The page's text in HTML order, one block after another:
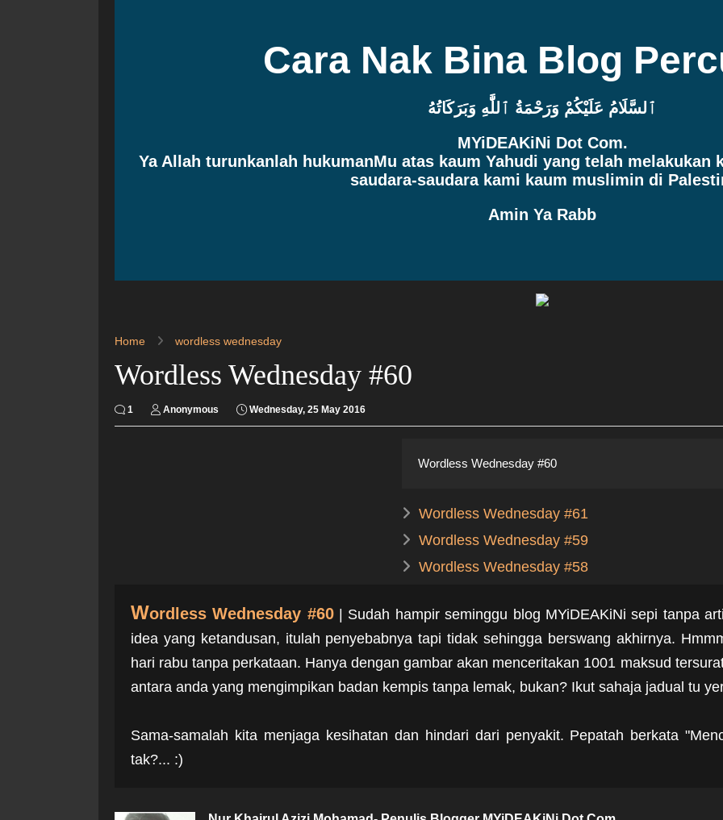
Cara Nak Bina Blog
ٱلسَّلَامُ عَلَيْكُمْ وَرَحْمَةُ ٱللَّٰهِ وَبَرَكَاتُهُ
MYiDEAKiNi Dot Com.
Ya Allah turunkanlah hukumanMu atas kaum Yahudi yang telah melakukan
saudara-saudara kami kaum muslimin di
Amin Ya Rabb
Home wordless wednesday
Wordless Wednesday #60
1 Anonymous Wednesday, 25 May 2016
Wordless Wednesday #60
Wordless Wednesday #61
Wordless Wednesday #59
Wordless Wednesday #58
Wordless Wednesday #60| Sudah hampir seminggu blog MYiDEAKiNi sepi tanpa
idea yang ketandusan, itulah penyebabnya tapi tidak sehingga berswang akhirnya.
hari rabu tanpa perkataan. Hanya dengan gambar akan menceritakan 1001 maksud
antara anda yang mengimpikan badan kempis tanpa lemak, bukan? Ikut sahaja jadual tu
Sama-samalah kita menjaga kesihatan dan hindari dari penyakit. Pepatah berkata
tak?... :)